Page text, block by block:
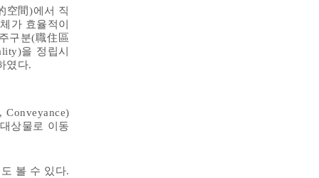
空間)에서 직
가 효율적이
구분(職住區
을 정립시
였다.
상물로 이동
볼 수 있다.